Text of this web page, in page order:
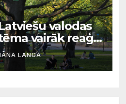
valodas
vairāk reaģē
ilgtermiņa
LANGA